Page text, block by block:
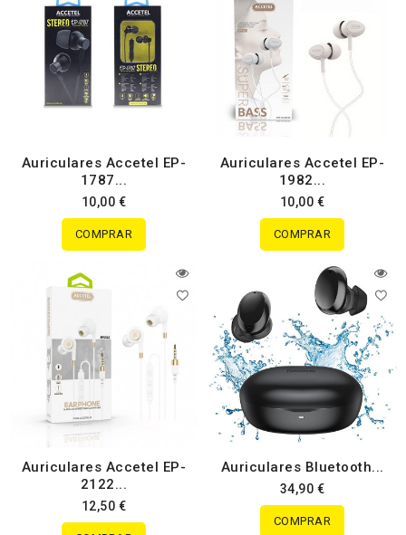
Auriculares Accetel EP-
1787...
10,00 €
COMPRAR
Auriculares Accetel EP-
1982...
10,00 €
COMPRAR
Auriculares Accetel EP-
2122...
12,50 €
Auriculares Bluetooth...
34,90 €
COMPRAR